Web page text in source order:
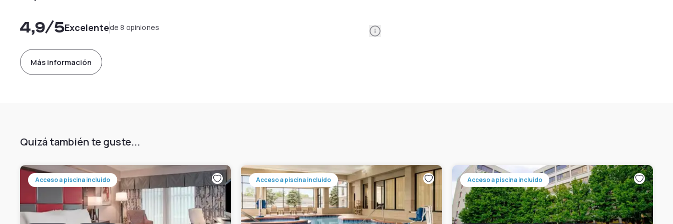
4,9/5Excelentede 8 opiniones Information
Más información
Quizá también te guste...
Acceso a piscina incluido Acceso a piscina incluido Acceso a piscina incluido